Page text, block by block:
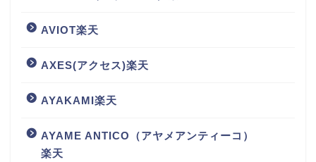
AVIOT楽天
AXES(アクセス)楽天
AYAKAMI楽天
AYAME ANTICO（アヤメアンティーコ）
楽天